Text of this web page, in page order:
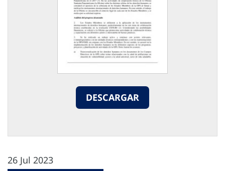
DESCARGAR
26 Jul 2023